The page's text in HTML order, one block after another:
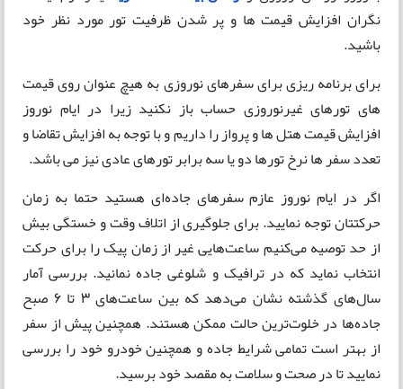
نگران افزایش قیمت ها و پر شدن ظرفیت تور مورد نظر خود
باشید.
برای برنامه ریزی برای سفرهای نوروزی به هیچ عنوان روی قیمت
های تورهای غیرنوروزی حساب باز نکنید زیرا در ایام نوروز
افزایش قیمت هتل ها و پرواز را داریم و با توجه به افزایش تقاضا و
تعدد سفر ها نرخ تورها دو یا سه برابر تورهای عادی نیز می باشد.
اگر در ایام نوروز عازم سفرهای جاده‌ای هستید حتما به زمان
حرکتتان توجه نمایید. برای جلوگیری از اتلاف وقت و خستگی بیش
از حد توصیه می‌کنیم ساعت‌هایی غیر از زمان پیک را برای حرکت
انتخاب نماید که در ترافیک و شلوغی جاده نمانید. بررسی آمار
سال‌های گذشته نشان می‌دهد که بین ساعت‌های 3 تا 6 صبح
جاده‌ها در خلوت‌ترین حالت ممکن هستند. همچنین پیش از سفر
از بهتر است تمامی شرایط جاده و همچنین خودرو خود را بررسی
نمایید تا در صحت و سلامت به مقصد خود برسید.